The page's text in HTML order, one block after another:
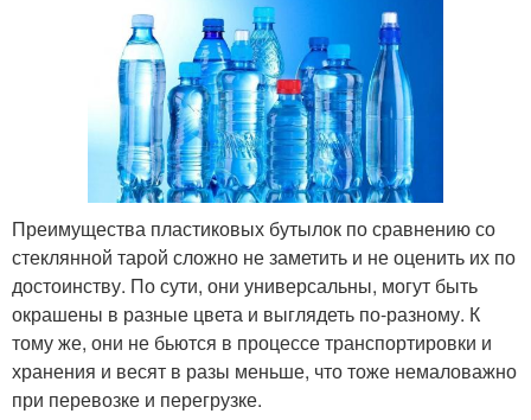
Преимущества пластиковых бутылок по сравнению со
стеклянной тарой сложно не заметить и не оценить их по
достоинству. По сути, они универсальны, могут быть
окрашены в разные цвета и выглядеть по-разному. К
тому же, они не бьются в процессе транспортировки и
хранения и весят в разы меньше, что тоже немаловажно
при перевозке и перегрузке.